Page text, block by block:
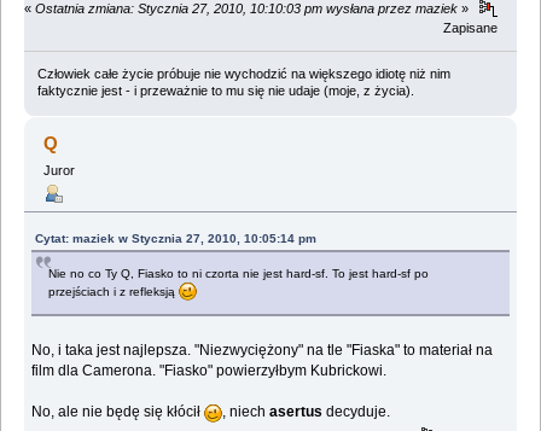
« Ostatnia zmiana: Stycznia 27, 2010, 10:10:03 pm wysłana przez maziek »
Zapisane
Człowiek całe życie próbuje nie wychodzić na większego idiotę niż nim
faktycznie jest - i przeważnie to mu się nie udaje (moje, z życia).
Q
Juror
Cytat: maziek w Stycznia 27, 2010, 10:05:14 pm
Nie no co Ty Q, Fiasko to ni czorta nie jest hard-sf. To jest hard-sf po
przejściach i z refleksją
No, i taka jest najlepsza. "Niezwyciężony" na tle "Fiaska" to materiał na
film dla Camerona. "Fiasko" powierzyłbym Kubrickowi.
No, ale nie będę się kłócił , niechasertus decyduje.